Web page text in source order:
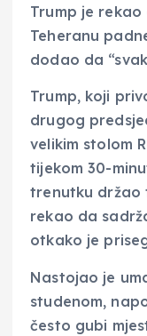
Trump je
Teheranu
dodao da
Trump, koji
drugog
velikim stolom
tijekom 30-
trenutku držao
rekao da
otkako je
Nastojao je
studenom,
često gubi